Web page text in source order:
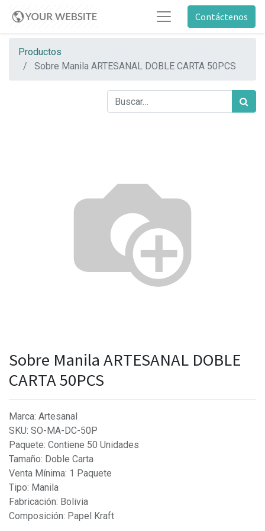
Contáctenos
Productos
Sobre Manila ARTESANAL DOBLE CARTA 50PCS
Sobre Manila ARTESANAL DOBLE
CARTA 50PCS
Marca: Artesanal
SKU: SO-MA-DC-50P
Paquete: Contiene 50 Unidades
Tamaño: Doble Carta
Venta Mínima: 1 Paquete
Tipo: Manila
Fabricación: Bolivia
Composición: Papel Kraft